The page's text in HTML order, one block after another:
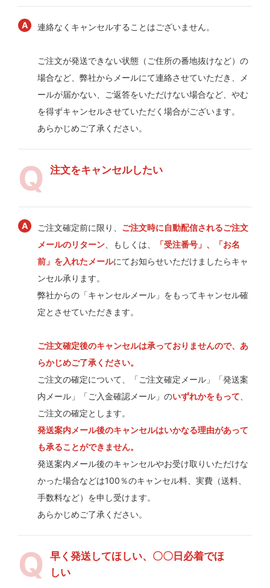
連絡なくキャンセルすることはございません。
ご注文が発送できない状態（ご住所の番地抜けなど）の
場合など、弊社からメールにて連絡させていただき、メ
ールが届かない、ご返答をいただけない場合など、やむ
を得ずキャンセルさせていただく場合がございます。
あらかじめご了承ください。
注文をキャンセルしたい
ご注文確定前に限り、 ご注文時に自動配信されるご注文
メールのリターン 、もしくは、
「受注番号」、「お名
前」を入れたメールにてお知らせいただけましたらキャ
ンセル承ります。
弊社からの「キャンセルメール」をもってキャンセル確
定とさせていただきます。
ご注文確定後のキャンセルは承っておりませんので、あ
らかじめご了承ください。
ご注文の確定について、「ご注文確定メール」「発送案
内メール」「ご入金確認メール」のいずれかをもって
ご注文の確定とします。
発送案内メール後のキャンセルはいかなる理由があって
も承ることができません。
発送案内メール後のキャンセルやお受け取りいただけな
かった場合などは100％のキャンセル料、実費（送料、
手数料など）を申し受けます。
あらかじめご了承ください。
早く発送してほしい、〇〇日必着でほ
しい